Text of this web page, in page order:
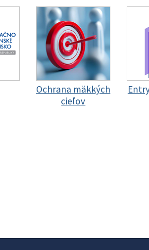
Ochrana mäkkých
cieľov